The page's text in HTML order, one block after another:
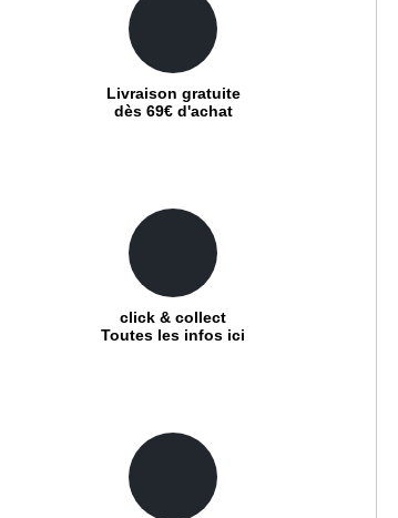
Livraison gratuite
dès 69€ d'achat
click & collect
Toutes les infos ici